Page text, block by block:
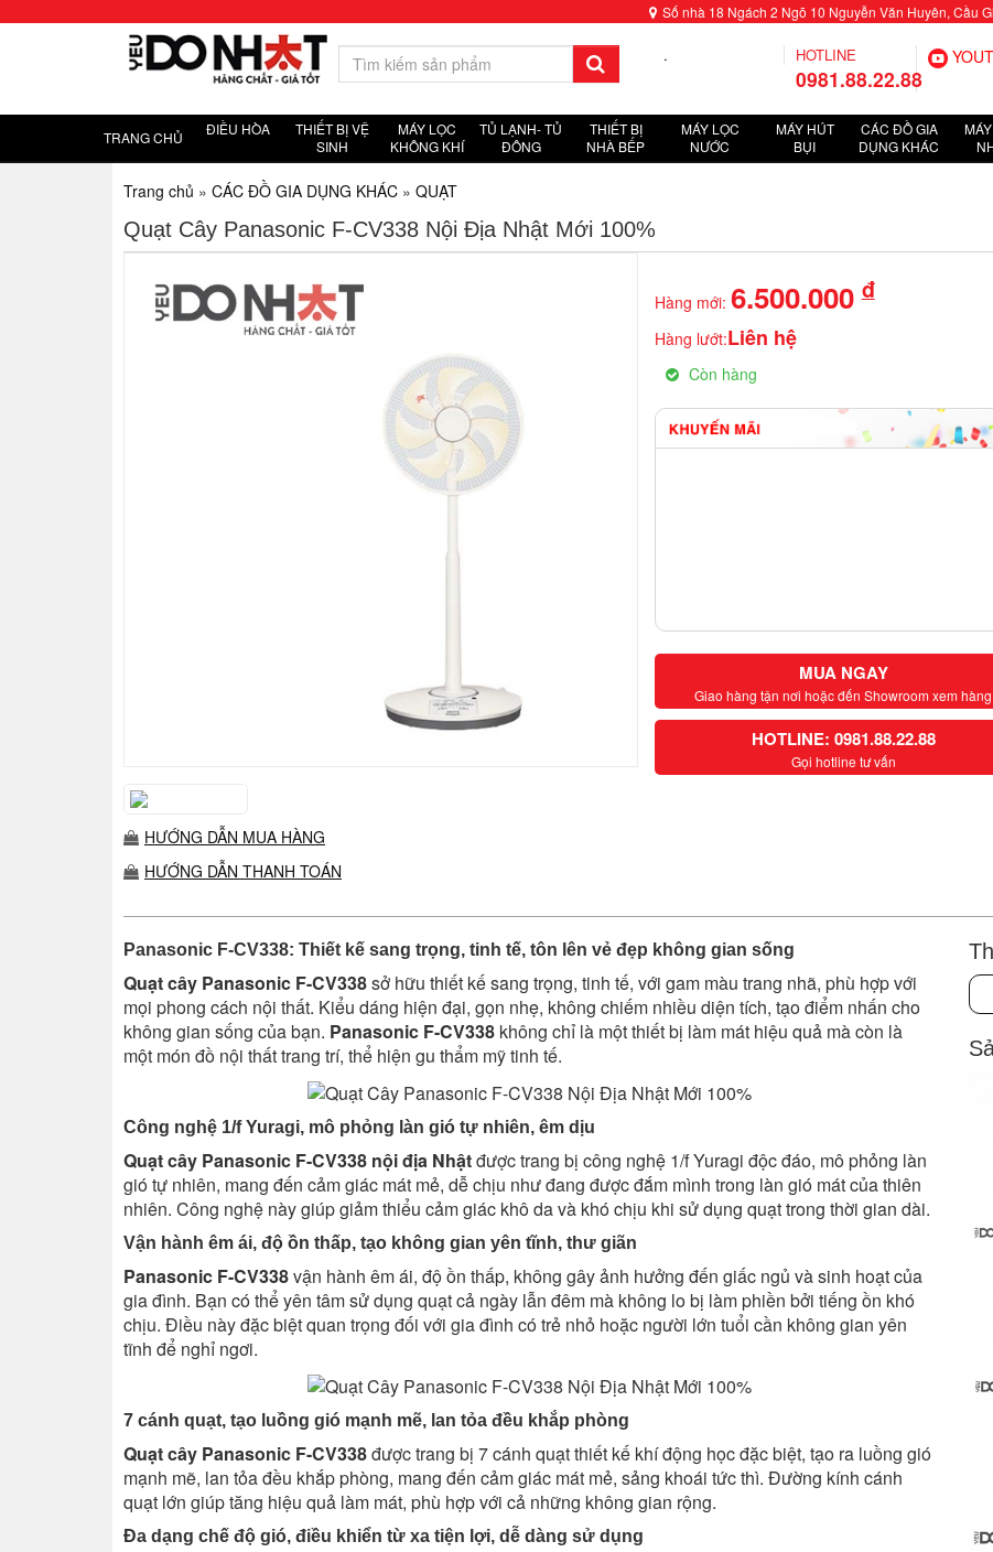
Số nhà 18 Ngách 2 Ngõ 10 Nguyễn Văn Huyên, Cầu
. HOTLINE
0981.88.22.88
TRANG CHỦ ĐIỀU HÒA
THIẾT BỊ VỆ
SINH
MÁY LỌC
KHÔNG KHÍ
TỦ LẠNH- TỦ
ĐÔNG
THIẾT BỊ
NHÀ BẾP
MÁY LỌC
NƯỚC
MÁY HÚT
BỤI
CÁC ĐỒ GIA
DỤNG KHÁC
Trang chủ » CÁC ĐỒ GIA DỤNG KHÁC » QUẠT
Quạt Cây Panasonic F-CV338 Nội Địa Nhật Mới 100%
HƯỚNG DẪN MUA HÀNG
HƯỚNG DẪN THANH TOÁN
Hàng mới: 6.500.000đ
Hàng lướt:Liên hệ
Còn hàng
MUA NGAY
Giao hàng tận nơi hoặc đến Showroom xem hàng
HOTLINE: 0981.88.22.88
Gọi hotline tư vấn
Panasonic F-CV338: Thiết kế sang trọng, tinh tế, tôn lên vẻ đẹp không gian sống
Quạt cây Panasonic F-CV338sở hữu thiết kế sang trọng, tinh tế, với gam màu trang nhã, phù hợp với
mọi phong cách nội thất. Kiểu dáng hiện đại, gọn nhẹ, không chiếm nhiều diện tích, tạo điểm nhấn cho
không gian sống của bạn. Panasonic F-CV338 không chỉ là một thiết bị làm mát hiệu quả mà còn là
một món đồ nội thất trang trí, thể hiện gu thẩm mỹ tinh tế.
Công nghệ 1/f Yuragi, mô phỏng làn gió tự nhiên, êm dịu
Quạt cây Panasonic F-CV338 nội địa Nhậtđược trang bị công nghệ 1/f Yuragi độc đáo, mô phỏng làn
gió tự nhiên, mang đến cảm giác mát mẻ, dễ chịu như đang được đắm mình trong làn gió mát của thiên
nhiên. Công nghệ này giúp giảm thiểu cảm giác khô da và khó chịu khi sử dụng quạt trong thời gian dài.
Vận hành êm ái, độ ồn thấp, tạo không gian yên tĩnh, thư giãn
Panasonic F-CV338vận hành êm ái, độ ồn thấp, không gây ảnh hưởng đến giấc ngủ và sinh hoạt của
gia đình. Bạn có thể yên tâm sử dụng quạt cả ngày lẫn đêm mà không lo bị làm phiền bởi tiếng ồn khó
chịu. Điều này đặc biệt quan trọng đối với gia đình có trẻ nhỏ hoặc người lớn tuổi cần không gian yên
tĩnh để nghỉ ngơi.
7 cánh quạt, tạo luồng gió mạnh mẽ, lan tỏa đều khắp phòng
Quạt cây Panasonic F-CV338được trang bị 7 cánh quạt thiết kế khí động học đặc biệt, tạo ra luồng gió
mạnh mẽ, lan tỏa đều khắp phòng, mang đến cảm giác mát mẻ, sảng khoái tức thì. Đường kính cánh
quạt lớn giúp tăng hiệu quả làm mát, phù hợp với cả những không gian rộng.
Đa dạng chế độ gió, điều khiển từ xa tiện lợi, dễ dàng sử dụng